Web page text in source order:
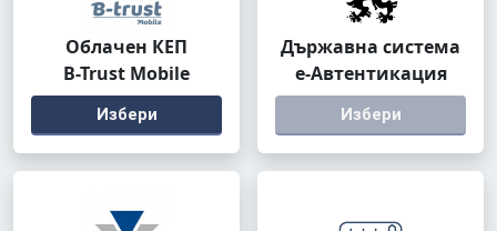
Облачен КЕП
B-Trust Mobile
Избери
Държавна система
е-Автентикация
Избери